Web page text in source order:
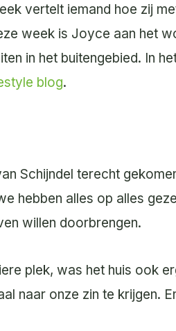
vertelt iemand hoe zij
week is Joyce aan het
in het buitengebied. In
blog.
Schijndel terecht
hebben alles op alles
willen doorbrengen.
plek, was het huis ook
naar onze zin te krijgen.